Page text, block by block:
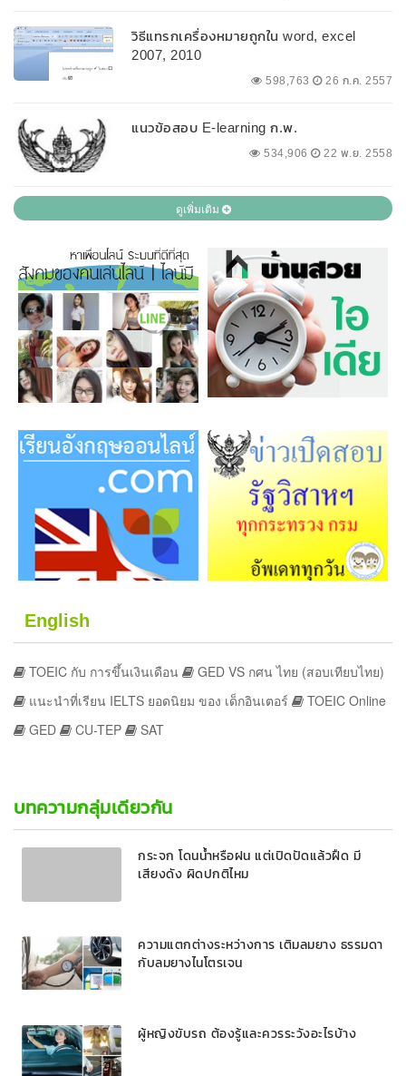
วิธีแทรกเครื่องหมายถูกใน word, excel
2007, 2010
598,763 26 ก.ค. 2557
แนวข้อสอบ E-learning ก.พ.
534,906 22 พ.ย. 2558
ดูเพิ่มเติม
English
TOEIC กับ การขึ้นเงินเดือน
GED VS กศน ไทย (สอบเทียบไทย)
แนะนำที่เรียน IELTS ยอดนิยม ของ เด็กอินเตอร์
TOEIC Online
GED
CU-TEP SAT
บทความกลุ่มเดียวกัน
กระจก โดนน้ำหรือฝน แต่เปิดปัดแล้วฝืด มี
เสียงดัง ผิดปกติไหม
ความแตกต่างระหว่างการ เติมลมยาง ธรรมดา
กับลมยางไนโตรเจน
ผู้หญิงขับรถ ต้องรู้และควรระวังอะไรบ้าง